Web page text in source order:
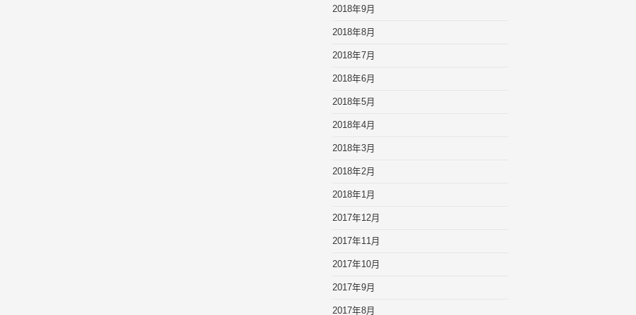
2018年9月
2018年8月
2018年7月
2018年6月
2018年5月
2018年4月
2018年3月
2018年2月
2018年1月
2017年12月
2017年11月
2017年10月
2017年9月
2017年8月